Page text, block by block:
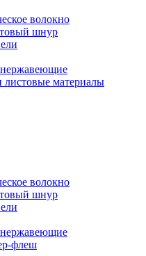
волокно
шнур
материалы
волокно
шнур
флеш